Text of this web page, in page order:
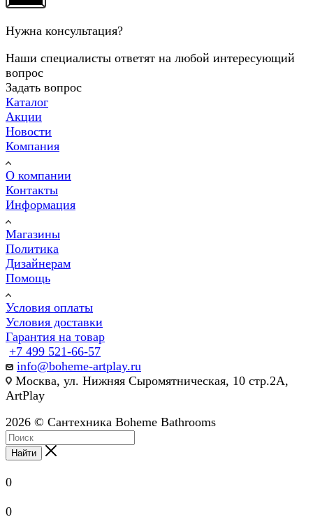
Нужна консультация?
Наши специалисты ответят на любой интересующий
вопрос
Задать вопрос
Каталог
Акции
Новости
Компания
О компании
Контакты
Информация
Магазины
Политика
Дизайнерам
Помощь
Условия оплаты
Условия доставки
Гарантия на товар
+7 499 521-66-57
info@boheme-artplay.ru
Москва, ул. Нижняя Сыромятническая, 10 стр.2А,
ArtPlay
2026 © Сантехника Boheme Bathrooms
Найти
0
0